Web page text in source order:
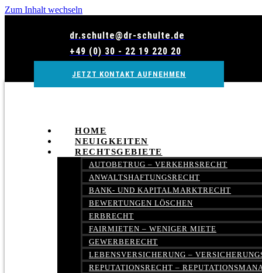
Zum Inhalt wechseln
dr.schulte@dr-schulte.de
+49 (0) 30 - 22 19 220 20
JETZT KONTAKT AUFNEHMEN
HOME
NEUIGKEITEN
RECHTSGEBIETE
AUTOBETRUG – VERKEHRSRECHT
ANWALTSHAFTUNGSRECHT
BANK- UND KAPITALMARKTRECHT
BEWERTUNGEN LÖSCHEN
ERBRECHT
FAIRMIETEN – WENIGER MIETE
GEWERBERECHT
LEBENSVERSICHERUNG –
REPUTATIONSRECHT –